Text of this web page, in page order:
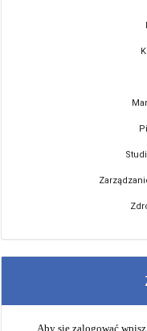
Aby się zalogować